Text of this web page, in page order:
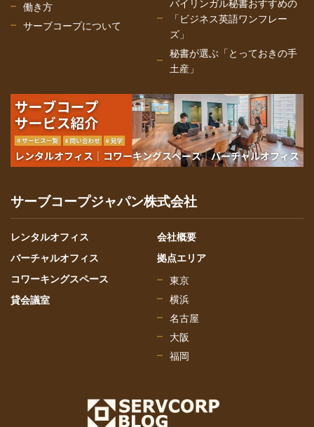
働き方
サーブコープについて
バイリンガル秘書おすすめの
「ビジネス英語ワンフレー
ズ」
秘書が選ぶ「とっておきの手
土産」
サーブコープジャパン株式会社
レンタルオフィス
バーチャルオフィス
コワーキングスペース
貸会議室
会社概要
拠点エリア
東京
横浜
名古屋
大阪
福岡